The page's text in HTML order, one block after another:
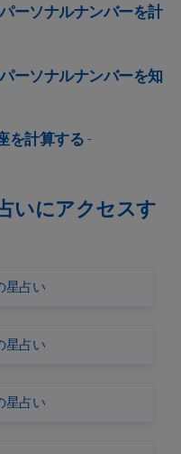
ーソナルナンバーを計
ーソナルナンバーを知
を計算する-
いにアクセスす
星占い
星占い
星占い